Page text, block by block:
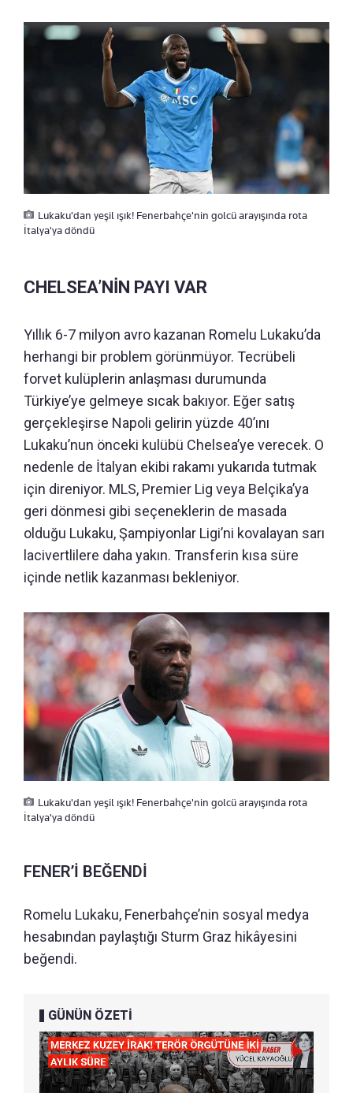
Lukaku'dan yeşil ışık! Fenerbahçe'nin golcü arayışında rota
İtalya'ya döndü
CHELSEA’NİN PAYI VAR
Yıllık 6-7 milyon avro kazanan Romelu Lukaku’da
herhangi bir problem görünmüyor. Tecrübeli
forvet kulüplerin anlaşması durumunda
Türkiye’ye gelmeye sıcak bakıyor. Eğer satış
gerçekleşirse Napoli gelirin yüzde 40’ını
Lukaku’nun önceki kulübü Chelsea’ye verecek. O
nedenle de İtalyan ekibi rakamı yukarıda tutmak
için direniyor. MLS, Premier Lig veya Belçika’ya
geri dönmesi gibi seçeneklerin de masada
olduğu Lukaku, Şampiyonlar Ligi’ni kovalayan sarı
lacivertlilere daha yakın. Transferin kısa süre
içinde netlik kazanması bekleniyor.
Lukaku'dan yeşil ışık! Fenerbahçe'nin golcü arayışında rota
İtalya'ya döndü
FENER’İ BEĞENDİ
Romelu Lukaku, Fenerbahçe’nin sosyal medya
hesabından paylaştığı Sturm Graz hikâyesini
beğendi.
GÜNÜN ÖZETİ